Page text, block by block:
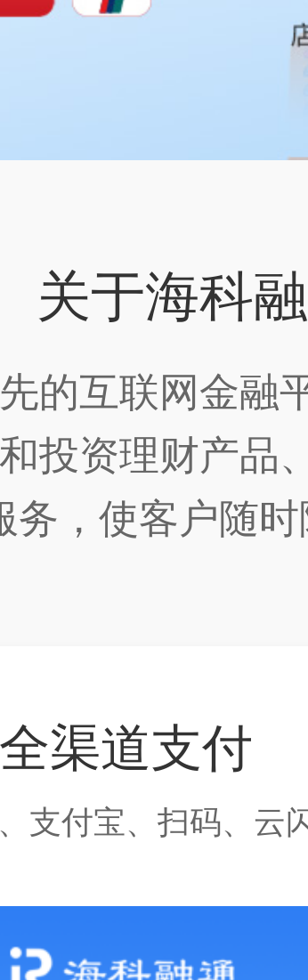
关于海科
的互联网金融
投资理财产品
务，使客户随时
渠道支付
支付宝、扫码、云